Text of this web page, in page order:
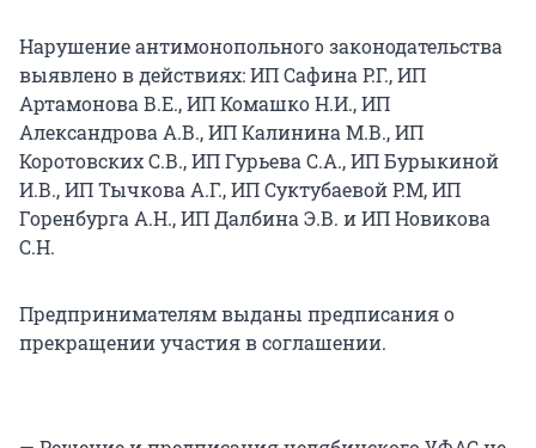
Нарушение антимонопольного законодательства
выявлено в действиях: ИП Сафина Р.Г., ИП
Артамонова В.Е., ИП Комашко Н.И., ИП
Александрова А.В., ИП Калинина М.В., ИП
Коротовских С.В., ИП Гурьева С.А., ИП Бурыкиной
И.В., ИП Тычкова А.Г., ИП Суктубаевой Р.М, ИП
Горенбурга А.Н., ИП Далбина Э.В. и ИП Новикова
С.Н.
Предпринимателям выданы предписания о
прекращении участия в соглашении.